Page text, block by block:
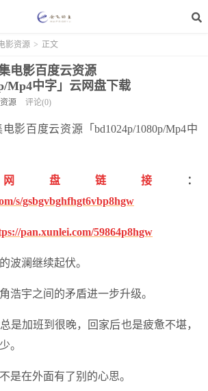
影资源 > 正文
电影百度云资源
Mp4中字」云网盘下载
源 评论(0)
影百度云资源「bd1024p/1080p/Mp4中
盘链接
：
s/gsbgvbghfhgt6vbp8hgw
pan.xunlei.com/59864p8hgw
波澜继续起伏。
浩宇之间的矛盾进一步升级。
是加班到很晚，回家后也是疲惫不堪，
。
是在外面有了别的心思。